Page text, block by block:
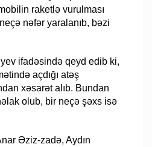
raketlə vurulması
nəfər yaralanıb, bəzi
ifadəsində qeyd edib ki,
açdığı atəş
xəsarət alıb. Bundan
olub, bir neçə şəxs isə
Əziz-zadə, Aydın